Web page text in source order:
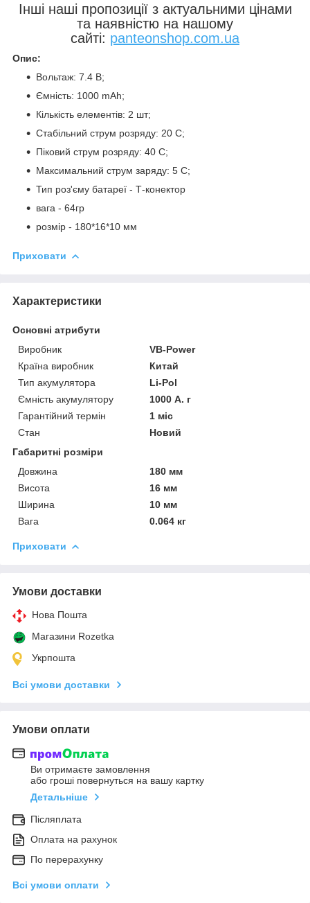
Інші наші пропозиції з актуальними цінами
та наявністю на нашому
сайті: panteonshop.com.ua
Опис:
Вольтаж: 7.4 В;
Ємність: 1000 mAh;
Кількість елементів: 2 шт;
Стабільний струм розряду: 20 С;
Піковий струм розряду: 40 С;
Максимальний струм заряду: 5 С;
Тип роз'єму батареї - Т-конектор
вага - 64гр
розмір - 180*16*10 мм
Приховати
Характеристики
Основні атрибути
Виробник
VB-Power
Країна виробник
Китай
Тип акумулятора
Li-Pol
Ємність акумулятору
1000 А. г
Гарантійний термін
1 міс
Стан
Новий
Габаритні розміри
Довжина
180 мм
Висота
16 мм
Ширина
10 мм
Вага
0.064 кг
Приховати
Умови доставки
Нова Пошта
Магазини Rozetka
Укрпошта
Всі умови доставки
Умови оплати
Ви отримаєте замовлення
або гроші повернуться на вашу картку
Детальніше
Післяплата
Оплата на рахунок
По перерахунку
Всі умови оплати